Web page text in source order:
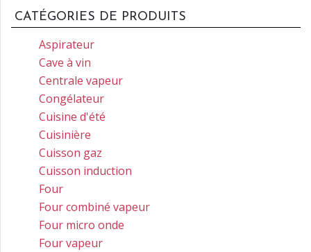
CATÉGORIES DE PRODUITS
Aspirateur
Cave à vin
Centrale vapeur
Congélateur
Cuisine d'été
Cuisinière
Cuisson gaz
Cuisson induction
Four
Four combiné vapeur
Four micro onde
Four vapeur